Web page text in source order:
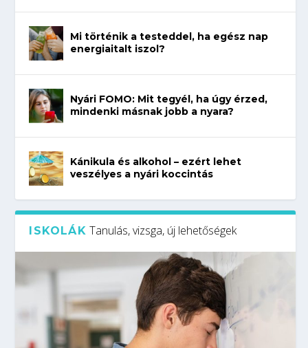
Mi történik a testeddel, ha egész nap
energiaitalt iszol?
Nyári FOMO: Mit tegyél, ha úgy érzed,
mindenki másnak jobb a nyara?
Kánikula és alkohol – ezért lehet
veszélyes a nyári koccintás
ISKOLÁK Tanulás, vizsga, új lehetőségek